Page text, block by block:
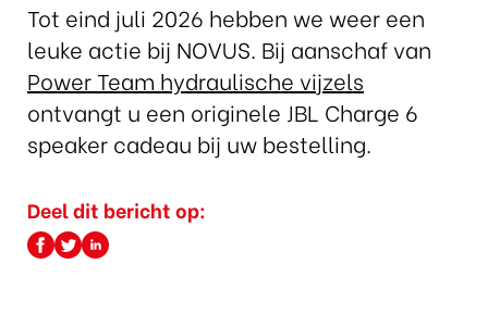
Tot eind juli 2026 hebben we weer een
leuke actie bij NOVUS. Bij aanschaf van
Power Team hydraulische vijzels
ontvangt u een originele JBL Charge 6
speaker cadeau bij uw bestelling.
Deel dit bericht op: